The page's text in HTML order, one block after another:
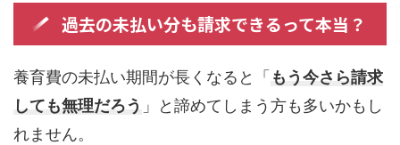
過去の未払い分も請求できるって本当？
養育費の未払い期間が長くなると「 もう今さら請求
しても無理だろう 」と諦めてしまう方も多いかもし
れません。